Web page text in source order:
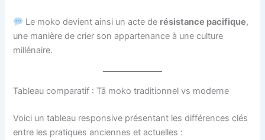
Le moko devient ainsi un acte de résistance pacifique,
une manière de crier son appartenance à une culture
millénaire.
Tableau comparatif : Tā moko traditionnel vs moderne
Voici un tableau responsive présentant les différences clés
entre les pratiques anciennes et actuelles :